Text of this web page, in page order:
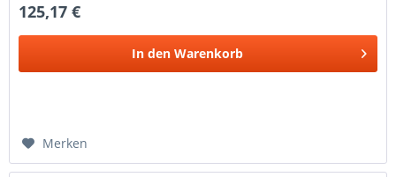
125,17 €
In den Warenkorb
Merken